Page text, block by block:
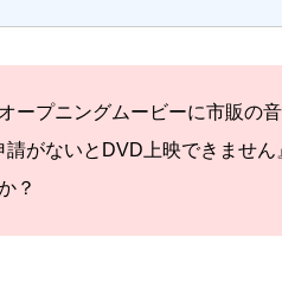
ープニングムービーに市販の
請がないとDVD上映できませ
？